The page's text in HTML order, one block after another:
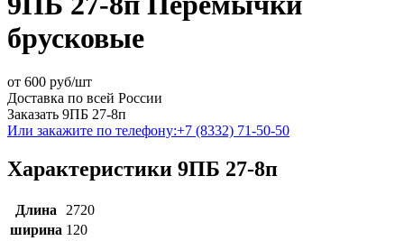
брусковые
от 600 руб/шт
Доставка по всей России
Заказать 9ПБ 27-8п
Или закажите по телефону:+7 (8332) 71-50-50
Характеристики 9ПБ 27-8п
Длина
2720
ширина 120